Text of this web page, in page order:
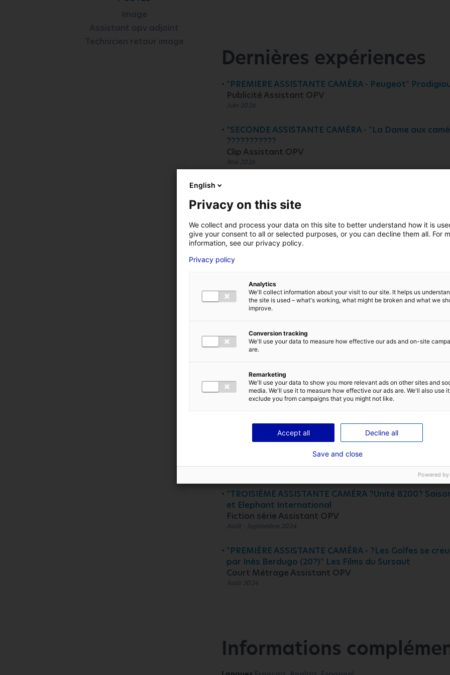
Image
Assistant opv adjoint
Technicien retour image
Dernières expériences
"PREMIERE ASSISTANTE CAMÉRA - Peugeot"
Publicité Assistant OPV
Juin 2026
"SECONDE ASSISTANTE CAMÉRA - "La Dame aux
???????????
Clip Assistant OPV
Mai 2026
"TROISIEME ASSISTANTE CAMÉRA - "L'AVOCAT" ·
Netflix" Iconoclast
Cinéma long métrage Assistant OPV
"SECONDE ASSISTANTE CAMÉRA - "Turbeville"" Calm
Documentaire Assistant OPV
Septembre - Octobre 2025
"PREMIERE ASSISTANTE CAMERA - ?Alice & Chita?" Le
Court Métrage Assistant OPV
Juillet 2025
"TROISIEME ASSISTANTE CAMERA - "Les Yeux
June Films et France 3 Cinéma
"PREMIÈRE ASSISTANTE CAMÉRA - "Le Couteau et la
Court Métrage Assistant OPV
"PREMIÈRE ASSISTANTE CAMÉRA - Clip "Le Cinéma"
rap "Paris Nest"" Persistance
Septembre 2024
"TROISIÈME ASSISTANTE CAMÉRA ?Unité 8200?
et Elephant International
Fiction série Assistant OPV
Août - Septembre 2024
"PREMIÈRE ASSISTANTE CAMÉRA - ?Les Golfes se
par Inès Berdugo (20?)" Les Films du Sursaut
Court Métrage Assistant OPV
Août 2024
Informations
English
Privacy on this site
We collect and process your data on this site to better understand how it is
give your consent to all or selected purposes, or you can decline them all. For
information, see our privacy policy.
Privacy policy
Analytics
We'll collect information about your visit to our site. It helps us
the site is used – what's working, what might be broken and what we
improve.
Conversion tracking
We'll use your data to measure how effective our ads and on-site
are.
Remarketing
We'll use your data to show you more relevant ads on other sites and
media. We'll use it to measure how effective our ads are. We'll also use
exclude you from campaigns that you might not like.
Accept all Decline all
Save and close
Powered by